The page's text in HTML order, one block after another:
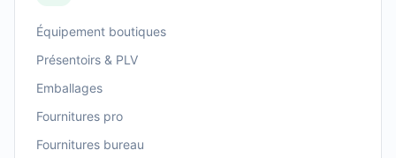
Équipement boutiques
Présentoirs & PLV
Emballages
Fournitures pro
Fournitures bureau